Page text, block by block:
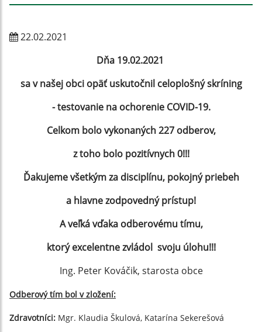
22.02.2021
Dňa 19.02.2021
sa v našej obci opäť uskutočnil celoplošný skríning
- testovanie na ochorenie COVID-19.
Celkom bolo vykonaných 227 odberov,
z toho bolo pozitívnych 0!!!
Ďakujeme všetkým za disciplínu, pokojný priebeh
a hlavne zodpovedný prístup!
A veľká vďaka odberovému tímu,
ktorý excelentne zvládol svoju úlohu!!!
Ing. Peter Kováčik, starosta obce
Odberový tím bol v zložení:
Zdravotníci: Mgr. Klaudia Škulová, Katarína Sekerešová